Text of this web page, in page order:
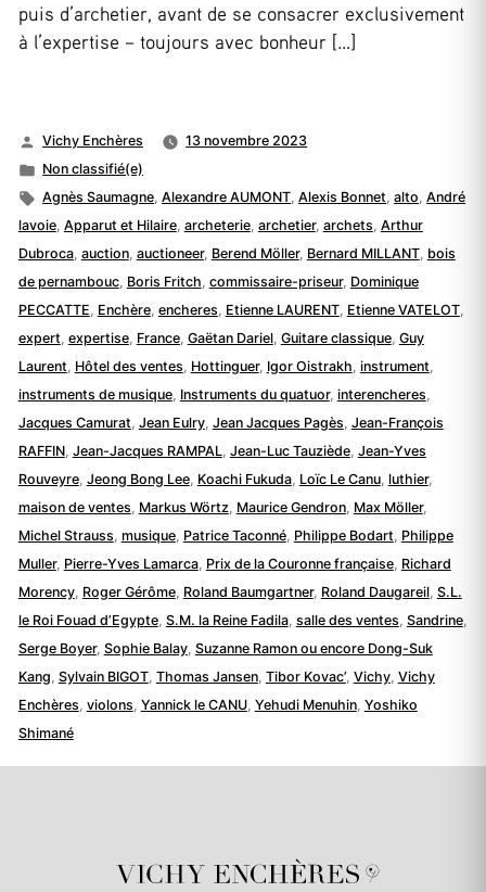
puis d’archetier, avant de se consacrer exclusivement
à l’expertise – toujours avec bonheur […]
Publié
par
Vichy Enchères
13 novembre 2023
Publié
dans
Non classifié(e)
Étiquettes :
Agnès Saumagne,Alexandre AUMONT,Alexis Bonnet,alto,André
lavoie, Apparut et Hilaire, archeterie, archetier, archets, Arthur
Dubroca, auction, auctioneer, Berend Möller, Bernard MILLANT, bois
de pernambouc, Boris Fritch, commissaire-priseur, Dominique
PECCATTE, Enchère, encheres, Etienne LAURENT, Etienne VATELOT,
expert, expertise, France, Gaëtan Dariel, Guitare classique, Guy
Laurent, Hôtel des ventes, Hottinguer, Igor Oistrakh, instrument,
instruments de musique, Instruments du quatuor, interencheres,
Jacques Camurat, Jean Eulry, Jean Jacques Pagès, Jean-François
RAFFIN, Jean-Jacques RAMPAL, Jean-Luc Tauziède, Jean-Yves
Rouveyre, Jeong Bong Lee, Koachi Fukuda, Loïc Le Canu, luthier,
maison de ventes, Markus Wörtz, Maurice Gendron, Max Möller,
Michel Strauss, musique, Patrice Taconné, Philippe Bodart, Philippe
Muller, Pierre-Yves Lamarca, Prix de la Couronne française, Richard
Morency, Roger Gérôme, Roland Baumgartner, Roland Daugareil, S.L.
le Roi Fouad d’Egypte, S.M. la Reine Fadila, salle des ventes, Sandrine,
Serge Boyer, Sophie Balay, Suzanne Ramon ou encore Dong-Suk
Kang, Sylvain BIGOT, Thomas Jansen, Tibor Kovac’, Vichy, Vichy
Enchères, violons, Yannick le CANU, Yehudi Menuhin, Yoshiko
Shimané